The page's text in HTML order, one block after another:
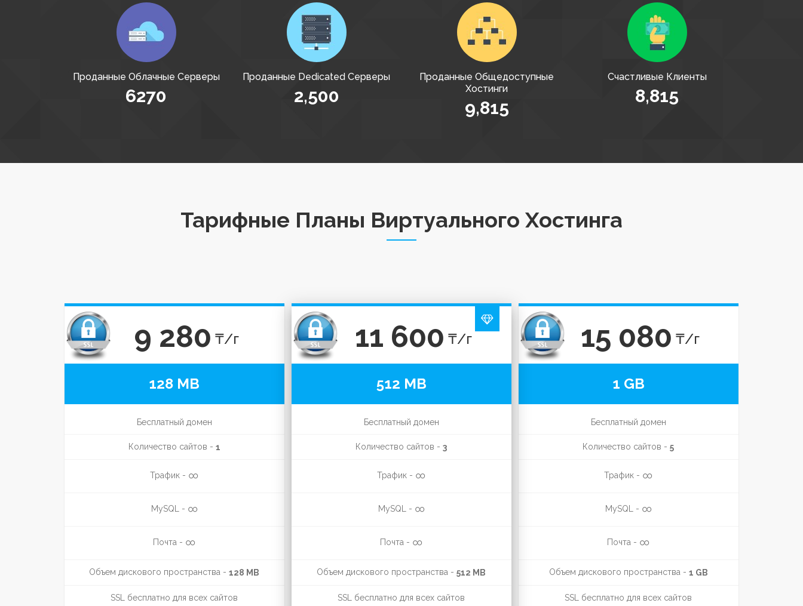
Проданные Облачные Серверы
6270
Проданные Dedicated Серверы
2,500
Проданные Общедоступные
Хостинги
9,815
Счастливые Клиенты
8,815
Тарифные Планы Виртуального Хостинга
9 280 ₸/г
128 MB
Бесплатный домен
Количество сайтов - 1
Трафик - ∞
MySQL - ∞
Почта - ∞
Объем дискового пространства -128 MB
SSL бесплатно для всех сайтов
11 600 ₸/г
512 MB
Бесплатный домен
Количество сайтов -3
Трафик - ∞
MySQL - ∞
Почта - ∞
Объем дискового пространства -512 MB
SSL бесплатно для всех сайтов
15 080 ₸/г
1 GB
Бесплатный домен
Количество сайтов -5
Трафик - ∞
MySQL - ∞
Почта - ∞
Объем дискового пространства - 1 GB
SSL бесплатно для всех сайтов